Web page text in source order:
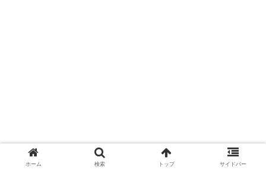
ホーム 検索 トップ サイドバー